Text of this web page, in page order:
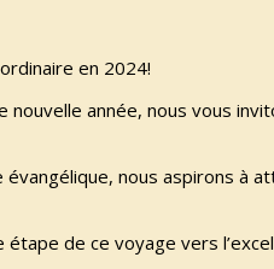
en 2024!
année, nous vous
nous aspirons à
de ce voyage vers